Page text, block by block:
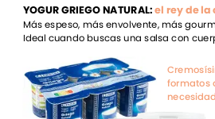
YOGURGRIEGONATURAL:el reydela
Másespeso, másenvolvente,más
Ideal cuando buscas una salsa con
formatos